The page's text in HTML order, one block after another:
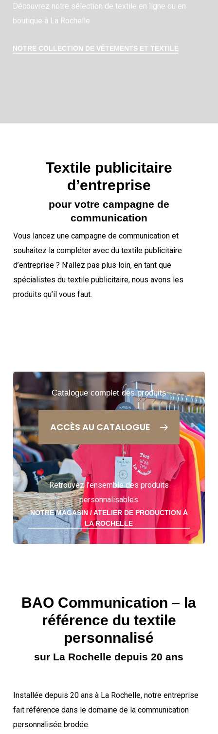
Découvrez notre sélection de textile en ligne ou en
boutique à La Rochelle
NOTRE COLLECTION DE VÊTEMENTS ET TEXTILE
Textile publicitaire
d’entreprise
pour votre campagne de
communication
Vous lancez une campagne de communication et
souhaitez la compléter avec du textile publicitaire
d’entreprise ? N’allez pas plus loin, en tant que
spécialistes du textile publicitaire, nous avons les
produits qu’il vous faut.
Catalogue complet des produits
ACCÈS AU CATALOGUE
Retrouvez l’ensemble des produits
personnalisables
NOTRE MAGASIN / ATELIER DE PRODUCTION À
LA ROCHELLE
BAO Communication – la
référence du textile
personnalisé
sur La Rochelle depuis 20 ans
Installée depuis 20 ans à La Rochelle, notre entreprise
fait référence dans le domaine de la communication
personnalisée brodée.